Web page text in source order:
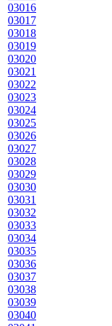
03016
03017
03018
03019
03020
03021
03022
03023
03024
03025
03026
03027
03028
03029
03030
03031
03032
03033
03034
03035
03036
03037
03038
03039
03040